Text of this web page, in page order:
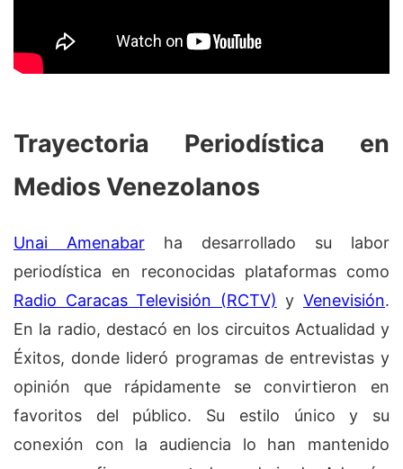
Trayectoria Periodística en
Medios Venezolanos
Unai Amenabar ha desarrollado su labor
periodística en reconocidas plataformas como
Radio Caracas Televisión (RCTV) yVenevisión.
En la radio, destacó en los circuitos Actualidad y
Éxitos, donde lideró programas de entrevistas y
opinión que rápidamente se convirtieron en
favoritos del público. Su estilo único y su
conexión con la audiencia lo han mantenido